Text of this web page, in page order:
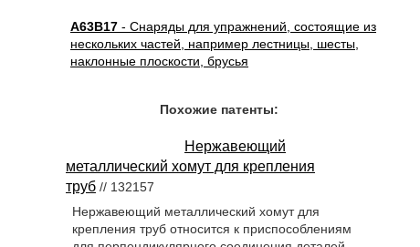
A63B17 - Снаряды для упражнений, состоящие из
нескольких частей, например лестницы, шесты,
наклонные плоскости, брусья
Похожие патенты:
Нержавеющий
металлический хомут для крепления
труб // 132157
Нержавеющий металлический хомут для
крепления труб относится к приспособлениям